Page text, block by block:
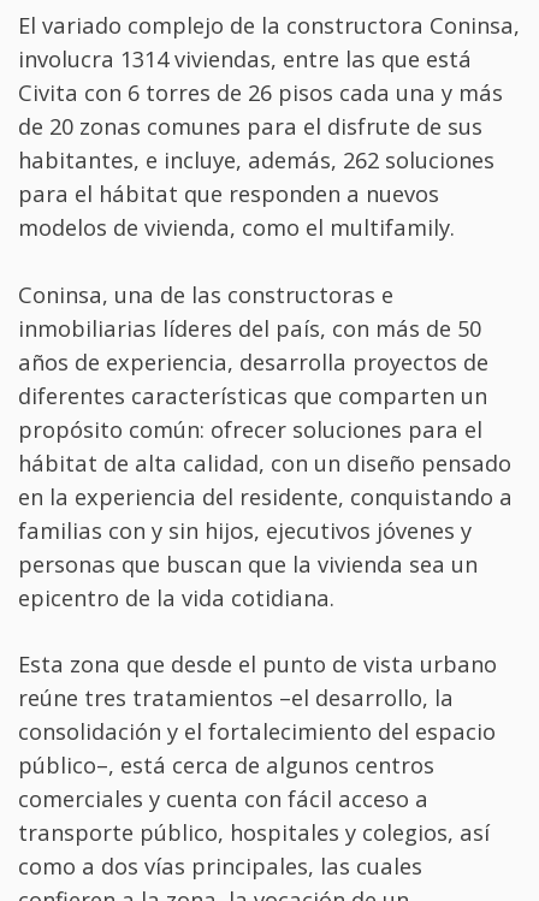
El variado complejo de la constructora Coninsa,
involucra 1314 viviendas, entre las que está
Civita con 6 torres de 26 pisos cada una y más
de 20 zonas comunes para el disfrute de sus
habitantes, e incluye, además, 262 soluciones
para el hábitat que responden a nuevos
modelos de vivienda, como el multifamily.
Coninsa, una de las constructoras e
inmobiliarias líderes del país, con más de 50
años de experiencia, desarrolla proyectos de
diferentes características que comparten un
propósito común: ofrecer soluciones para el
hábitat de alta calidad, con un diseño pensado
en la experiencia del residente, conquistando a
familias con y sin hijos, ejecutivos jóvenes y
personas que buscan que la vivienda sea un
epicentro de la vida cotidiana.
Esta zona que desde el punto de vista urbano
reúne tres tratamientos –el desarrollo, la
consolidación y el fortalecimiento del espacio
público–, está cerca de algunos centros
comerciales y cuenta con fácil acceso a
transporte público, hospitales y colegios, así
como a dos vías principales, las cuales